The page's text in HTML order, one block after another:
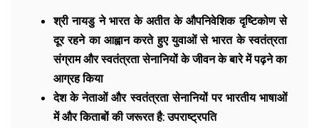
श्री नायडु ने भारत के अतीत के औपनिवेशिक दृष्टिकोण से
दूर रहने का आह्वान करते हुए युवाओं से भारत के स्वतंत्रता
संग्राम और स्वतंत्रता सेनानियों के जीवन के बारे में पढ़ने का
आग्रह किया
देश के नेताओं और स्वतंत्रता सेनानियों पर भारतीय भाषाओं
में और किताबों की जरूरत है: उपराष्ट्रपति